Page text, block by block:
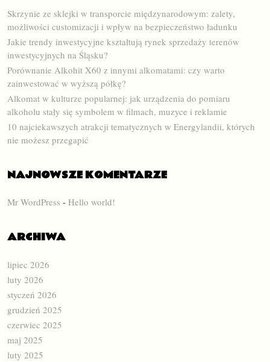
Skrzynie ze sklejki w transporcie międzynarodowym: zalety,
możliwości customizacji i wpływ na bezpieczeństwo ładunku
Jakie trendy inwestycyjne kształtują rynek sprzedaży terenów
inwestycyjnych na Śląsku?
Porównanie Alkohit X60 z innymi alkomatami: czy warto
zainwestować w wyższą półkę?
Alkomat w kulturze popularnej: jak urządzenia do pomiaru
alkoholu stały się symbolem w filmach, muzyce i reklamie
10 najciekawszych atrakcji tematycznych w Energylandii, których
nie możesz przegapić
NAJNOWSZE KOMENTARZE
Mr WordPress - Hello world!
ARCHIWA
lipiec 2026
luty 2026
styczeń 2026
grudzień 2025
czerwiec 2025
maj 2025
luty 2025